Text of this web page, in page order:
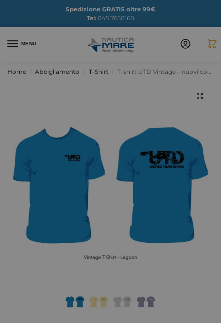
Spedizione GRATIS oltre 99€
Tel: 045 7650168
MENU
Home Abbigliamento T-Shirt T-shirt UTD Vintage – nuovi colori